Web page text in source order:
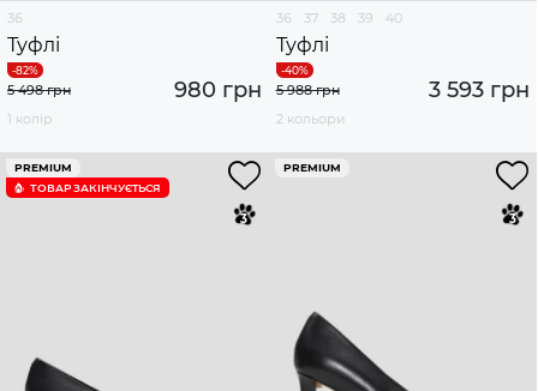
36
Туфлі
980 грн
5 498 грн
1 колір
36 37 38 39 40
Туфлі
3 593 грн
5 988 грн
2 кольори
PREMIUM
ТОВАР ЗАКІНЧУЄTЬСЯ
PREMIUM